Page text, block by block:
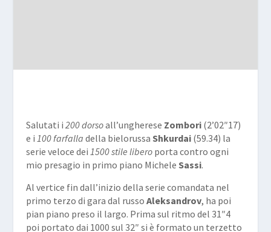
Salutati i 200 dorsoall’ungherese Zombori(2’02″17)
e i 100 farfalla della bielorussa Shkurdai(59.34) la
serie veloce dei 1500 stile liberoporta contro ogni
mio presagio in primo piano Michele Sassi.
Al vertice fin dall’inizio della serie comandata nel
primo terzo di gara dal russo Aleksandrov, ha poi
pian piano preso il largo. Prima sul ritmo del 31″4
poi portato dai 1000 sul 32″ si è formato un terzetto